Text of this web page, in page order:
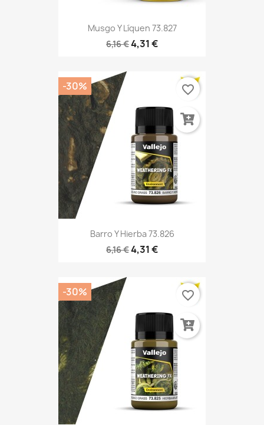
Musgo Y Líquen 73.827
6,16 €4,31 €
Barro Y Hierba 73.826
6,16 €4,31 €
-30% favorite_border
-30% favorite_border